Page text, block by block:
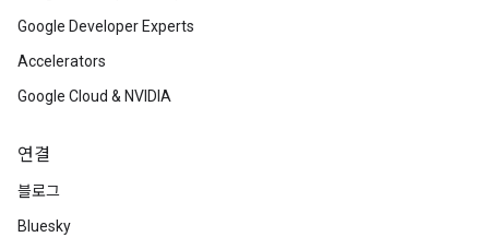
Google Developer Experts
Accelerators
Google Cloud & NVIDIA
연결
블로그
Bluesky